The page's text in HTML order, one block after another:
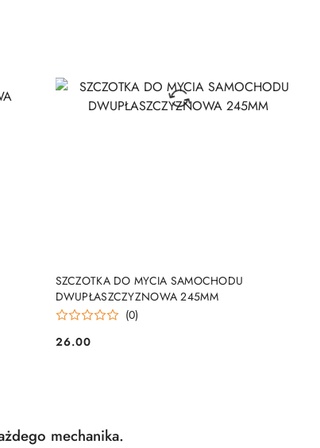
SZCZOTKA DO MYCIA SAMOCHODU
DWUPŁASZCZYZNOWA 245MM
(0)
Cena:
26.00
DO KOSZYKA
mechanika.